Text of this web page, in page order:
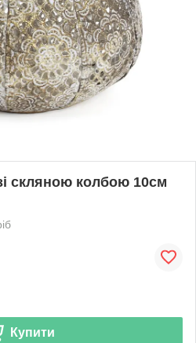
скляною колбою 10см
Купити